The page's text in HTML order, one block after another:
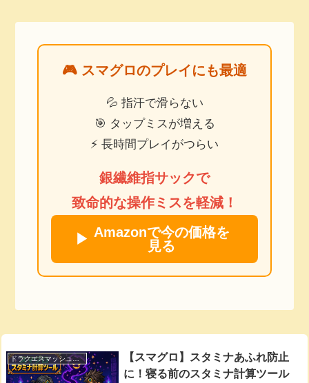
🎮 スマグロのプレイにも最適
💦 指汗で滑らない
🎯 タップミスが増える
⚡ 長時間プレイがつらい
銀繊維指サックで
致命的な操作ミスを軽減！
▶ Amazonで今の価格を
見る
ドラクエスマッシュグロウ
【スマグロ】スタミナあふれ防止
に！寝る前のスタミナ計算ツール